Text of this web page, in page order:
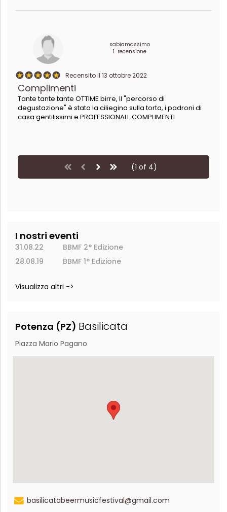
sabiamassimo
1 recensione
Recensito il 13 ottobre 2022
Complimenti
Tante tante tante OTTIME birre, Il "percorso di
degustazione" è stata la ciliegina sulla torta, i padroni di
casa gentilissimi e PROFESSIONALI. COMPLIMENTI
(1 of 4)
I nostri eventi
31.08.22
BBMF 2° Edizione
28.08.19
BBMF 1° Edizione
Visualizza altri ->
Potenza (PZ) Basilicata
Piazza Mario Pagano
basilicatabeermusicfestival@gmail.com